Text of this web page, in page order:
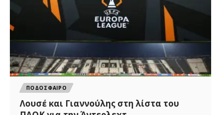
ΠΟΔΟΣΦΑΙΡΟ
Λουσέ και Γιαννούλης στη λίστα του